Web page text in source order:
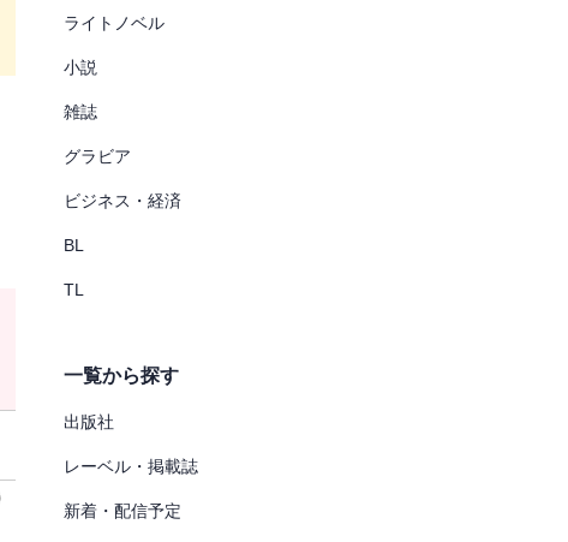
ライトノベル
小説
雑誌
グラビア
ビジネス・経済
BL
TL
一覧から探す
出版社
レーベル・掲載誌
新着・配信予定